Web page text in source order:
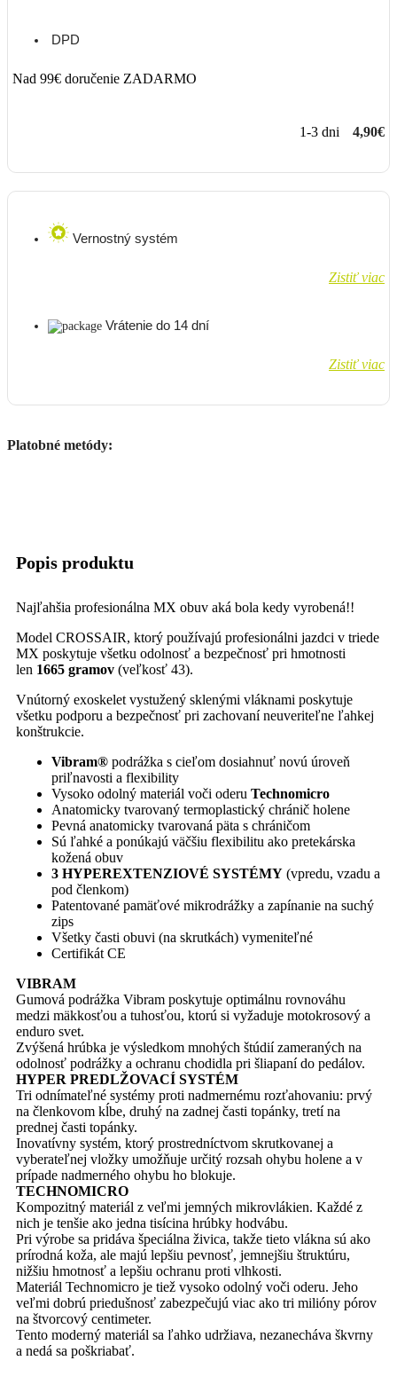
DPD
Nad 99€ doručenie ZADARMO
1-3 dni 4,90€
Vernostný systém
Zistiť viac
Vrátenie do 14 dní
Zistiť viac
Platobné metódy:
Popis produktu
Najľahšia profesionálna MX obuv aká bola kedy vyrobená!!
Model CROSSAIR, ktorý používajú profesionálni jazdci v triede
MX poskytuje všetku odolnosť a bezpečnosť pri hmotnosti
len 1665 gramov (veľkosť 43).
Vnútorný exoskelet vystužený sklenými vláknami poskytuje
všetku podporu a bezpečnosť pri zachovaní neuveriteľne ľahkej
konštrukcie.
Vibram® podrážka s cieľom dosiahnuť novú úroveň
priľnavosti a flexibility
Vysoko odolný materiál voči oderu Technomicro
Anatomicky tvarovaný termoplastický chránič holene
Pevná anatomicky tvarovaná päta s chráničom
Sú ľahké a ponúkajú väčšiu flexibilitu ako pretekárska
kožená obuv
3 HYPEREXTENZIOVÉ SYSTÉMY (vpredu, vzadu a
pod členkom)
Patentované pamäťové mikrodrážky a zapínanie na suchý
zips
Všetky časti obuvi (na skrutkách) vymeniteľné
Certifikát CE
VIBRAM
Gumová podrážka Vibram poskytuje optimálnu rovnováhu
medzi mäkkosťou a tuhosťou, ktorú si vyžaduje motokrosový a
enduro svet.
Zvýšená hrúbka je výsledkom mnohých štúdií zameraných na
odolnosť podrážky a ochranu chodidla pri šliapaní do pedálov.
HYPER PREDLŽOVACÍ SYSTÉM
Tri odnímateľné systémy proti nadmernému rozťahovaniu: prvý
na členkovom kĺbe, druhý na zadnej časti topánky, tretí na
prednej časti topánky.
Inovatívny systém, ktorý prostredníctvom skrutkovanej a
vyberateľnej vložky umožňuje určitý rozsah ohybu holene a v
prípade nadmerného ohybu ho blokuje.
TECHNOMICRO
Kompozitný materiál z veľmi jemných mikrovlákien. Každé z
nich je tenšie ako jedna tisícina hrúbky hodvábu.
Pri výrobe sa pridáva špeciálna živica, takže tieto vlákna sú ako
prírodná koža, ale majú lepšiu pevnosť, jemnejšiu štruktúru,
nižšiu hmotnosť a lepšiu ochranu proti vlhkosti.
Materiál Technomicro je tiež vysoko odolný voči oderu. Jeho
veľmi dobrú priedušnosť zabezpečujú viac ako tri milióny pórov
na štvorcový centimeter.
Tento moderný materiál sa ľahko udržiava, nezanecháva škvrny
a nedá sa poškriabať.